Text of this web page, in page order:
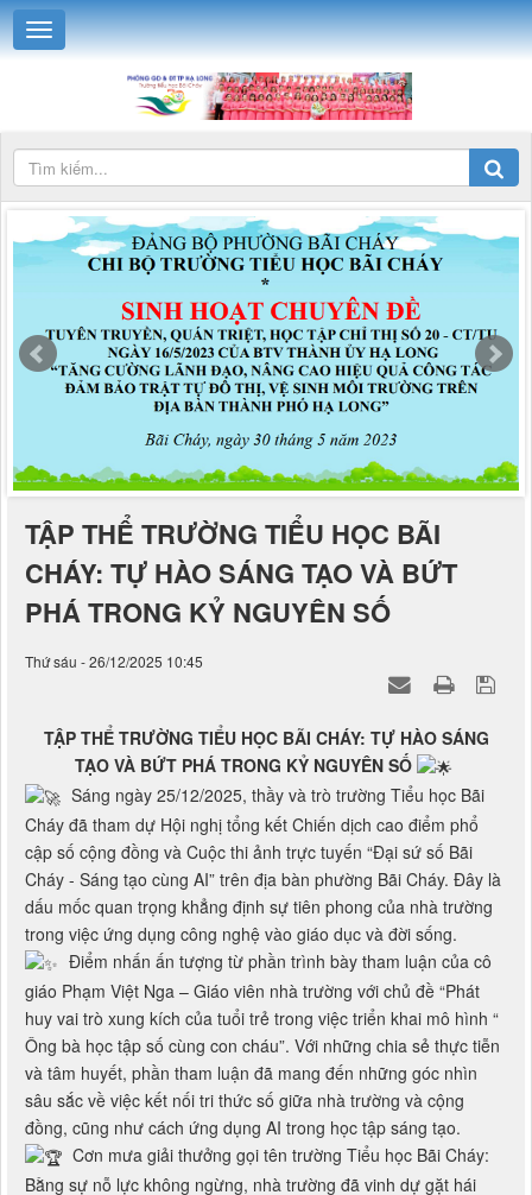
TẬP THỂ TRƯỜNG TIỂU HỌC BÃI
CHÁY: TỰ HÀO SÁNG TẠO VÀ BỨT
PHÁ TRONG KỶ NGUYÊN SỐ
Thứ sáu - 26/12/2025 10:45
TẬP THỂ TRƯỜNG TIỂU HỌC BÃI CHÁY: TỰ HÀO SÁNG
TẠO VÀ BỨT PHÁ TRONG KỶ NGUYÊN SỐ
Sáng ngày 25/12/2025, thầy và trò trường Tiểu học Bãi
Cháy đã tham dự Hội nghị tổng kết Chiến dịch cao điểm phổ
cập số cộng đồng và Cuộc thi ảnh trực tuyến “Đại sứ số Bãi
Cháy - Sáng tạo cùng AI” trên địa bàn phường Bãi Cháy. Đây là
dấu mốc quan trọng khẳng định sự tiên phong của nhà trường
trong việc ứng dụng công nghệ vào giáo dục và đời sống.
Điểm nhấn ấn tượng từ phần trình bày tham luận của cô
giáo Phạm Việt Nga – Giáo viên nhà trường với chủ đề “Phát
huy vai trò xung kích của tuổi trẻ trong việc triển khai mô hình “
Ông bà học tập số cùng con cháu”. Với những chia sẻ thực tiễn
và tâm huyết, phần tham luận đã mang đến những góc nhìn
sâu sắc về việc kết nối tri thức số giữa nhà trường và cộng
đồng, cũng như cách ứng dụng AI trong học tập sáng tạo.
Cơn mưa giải thưởng gọi tên trường Tiểu học Bãi Cháy:
Bằng sự nỗ lực không ngừng, nhà trường đã vinh dự gặt hái